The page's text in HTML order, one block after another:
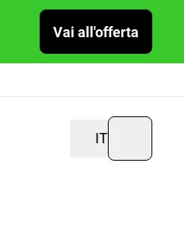
Vai all'offerta
IT